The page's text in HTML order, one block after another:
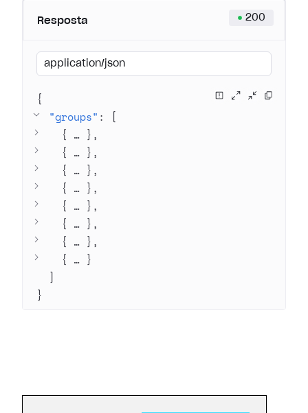
Resposta 200
application/json
{
"groups" :
[
{ … }
{ … }
{ … }
{ … }
{ … }
{ … }
{ … }
{ … }
]
}